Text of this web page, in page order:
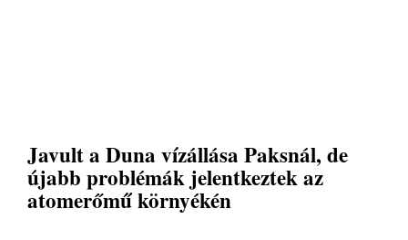
Javult a Duna vízállása Paksnál, de
újabb problémák jelentkeztek az
atomerőmű környékén